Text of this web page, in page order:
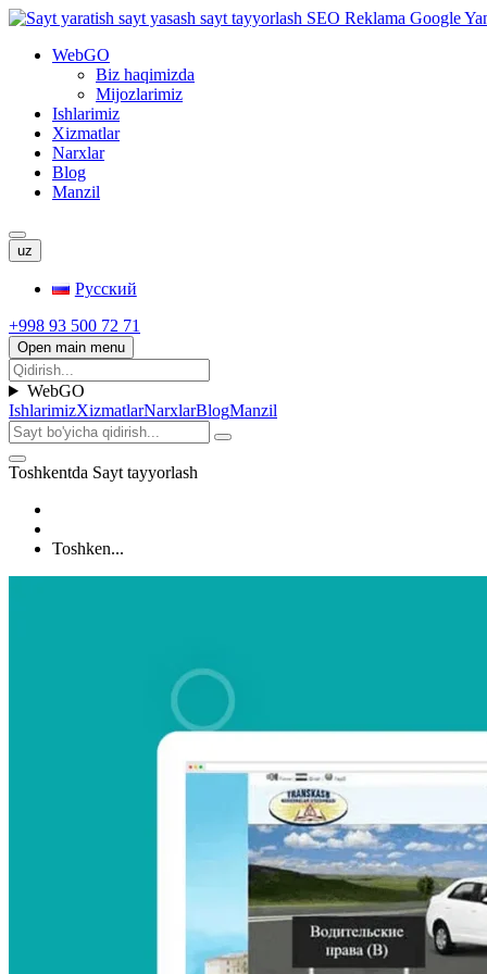
WebGO
Biz haqimizda
Mijozlarimiz
Ishlarimiz
Xizmatlar
Narxlar
Blog
Manzil
uz
Русский
+998 93 500 72 71
Open main menu
WebGO
IshlarimizXizmatlarNarxlarBlogManzil
Toshkentda Sayt tayyorlash
Toshken...